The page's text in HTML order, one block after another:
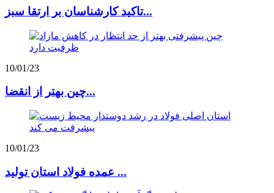
تاکید کارشناسان بر ارتقا سبز...
10/01/23
چین بهتر از انقضا...
10/01/23
عمده فولاد استان تولید ...